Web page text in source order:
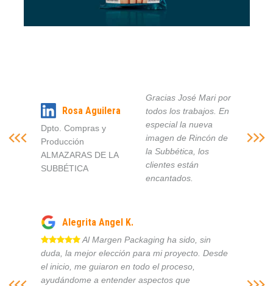
Rosa Aguilera
Dpto. Compras y
Producción
ALMAZARAS DE LA
SUBBÉTICA
Gracias José Mari por
todos los trabajos. En
especial la nueva
imagen de Rincón de
la Subbética, los
clientes están
encantados.
Alegrita Angel K.
Al Margen Packaging ha sido, sin
duda, la mejor elección para mi proyecto. Desde
el inicio, me guiaron en todo el proceso,
ayudándome a entender aspectos que